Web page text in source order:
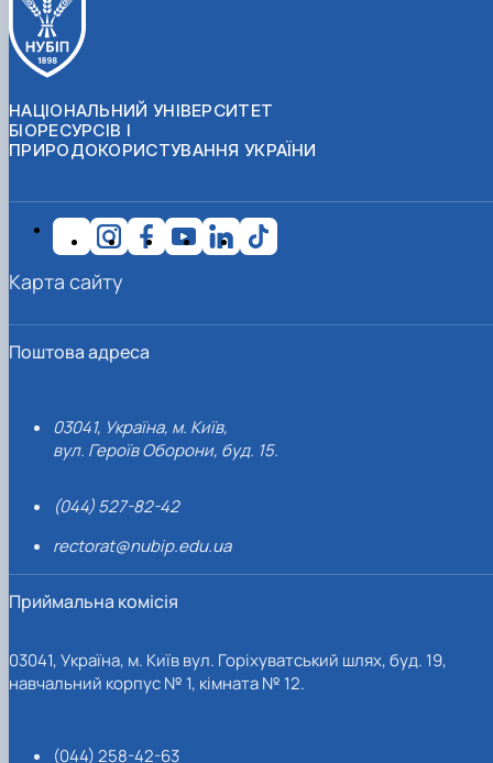
НАЦІОНАЛЬНИЙ УНІВЕРСИТЕТ
БІОРЕСУРСІВ І
ПРИРОДОКОРИСТУВАННЯ УКРАЇНИ
Поштова адреса
03041, Україна, м. Київ,
вул. Героїв Оборони, буд. 15.
(044) 527-82-42
rectorat@nubip.edu.ua
Приймальна комісія
03041, Україна, м. Київ вул. Горіхуватський шлях, буд. 19,
навчальний корпус № 1, кімната № 12.
(044) 258-42-63
Карта сайту